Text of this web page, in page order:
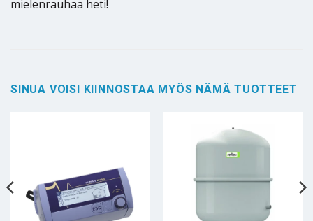
mielenrauhaa heti!
SINUA VOISI KIINNOSTAA MYÖS NÄMÄ TUOTTEET